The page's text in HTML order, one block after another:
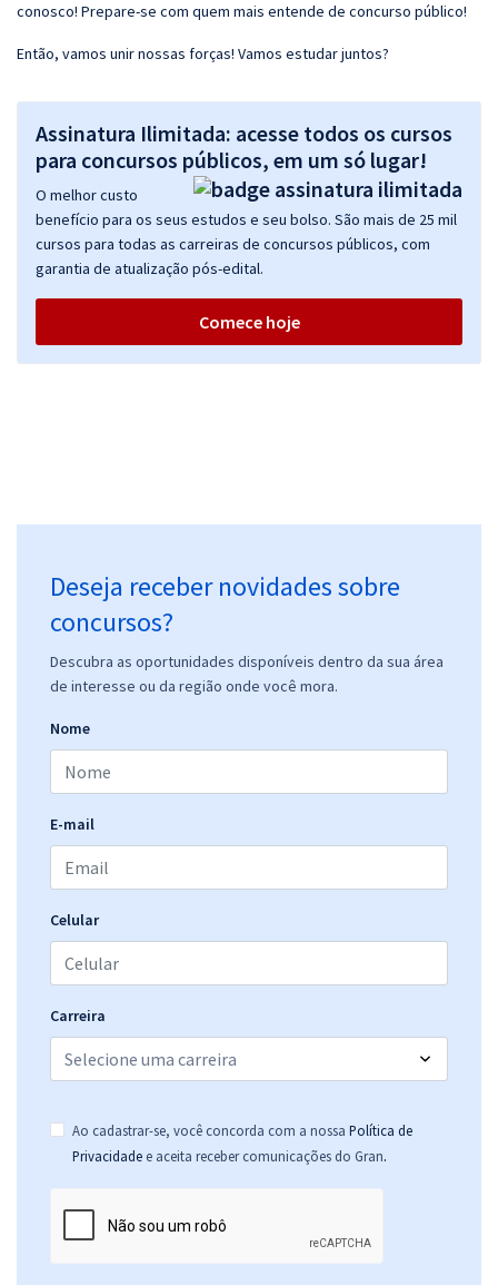
conosco! Prepare-se com quem mais entende de concurso público!
Então, vamos unir nossas forças! Vamos estudar juntos?
Assinatura Ilimitada: acesse todos os cursos
para concursos públicos, em um só lugar!
O melhor custo
benefício para os seus estudos e seu bolso. São mais de 25 mil
cursos para todas as carreiras de concursos públicos, com
garantia de atualização pós-edital.
Comece hoje
Deseja receber novidades sobre
concursos?
Descubra as oportunidades disponíveis dentro da sua área
de interesse ou da região onde você mora.
Nome
E-mail
Celular
Carreira
Ao cadastrar-se, você concorda com a nossa Política de
Privacidade e aceita receber comunicações do Gran.